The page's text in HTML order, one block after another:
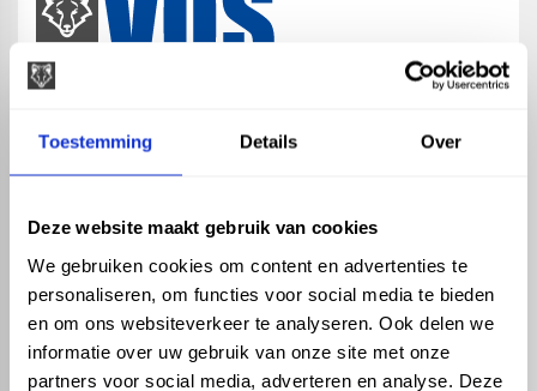
Toestemming Details Over
Deze website maakt gebruik van cookies
We gebruiken cookies om content en advertenties te
personaliseren, om functies voor social media te bieden
en om ons websiteverkeer te analyseren. Ook delen we
informatie over uw gebruik van onze site met onze
partners voor social media, adverteren en analyse. Deze
phone_enabled +31 416 75 02 55
mail info@vosproducts.nl
check_circleDé bouwmarkt van Altena
check_circle Direct uit grote voorraad geleverd met eigen transport
check_circleLevering in NL en BE